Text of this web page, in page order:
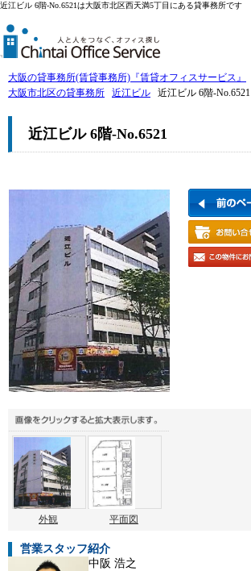
近江ビル 6階-No.6521は大阪市北区西天満5丁目にある貸事務所です
大阪の貸事務所(賃貸事務所)『賃貸オフィスサービス』
大阪市北区の貸事務所
近江ビル 近江ビル 6階-No.6521
近江ビル 6階-No.6521
外観 平面図
営業スタッフ紹介
中阪 浩之